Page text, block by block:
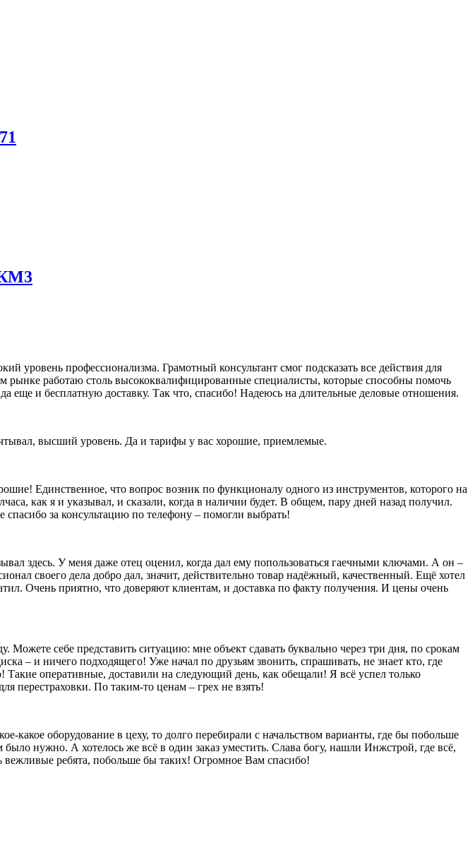
КМ3
профессионализма. Грамотный консультант смог подсказать все действия для
рынке работаю столь высококвалифицированные специалисты, которые способны помочь
еще и бесплатную доставку. Так что, спасибо! Надеюсь на длительные деловые отношения.
высший уровень. Да и тарифы у вас хорошие, приемлемые.
Единственное, что вопрос возник по функционалу одного из инструментов, которого на
как я и указывал, и сказали, когда в наличии будет. В общем, пару дней назад получил.
за консультацию по телефону – помогли выбрать!
здесь. У меня даже отец оценил, когда дал ему попользоваться гаечными ключами. А он –
своего дела добро дал, значит, действительно товар надёжный, качественный. Ещё хотел
Очень приятно, что доверяют клиентам, и доставка по факту получения. И цены очень
себе представить ситуацию: мне объект сдавать буквально через три дня, по срокам
– и ничего подходящего! Уже начал по друзьям звонить, спрашивать, не знает кто, где
оперативные, доставили на следующий день, как обещали! Я всё успел только
перестраховки. По таким-то ценам – грех не взять!
какое оборудование в цеху, то долго перебирали с начальством варианты, где бы побольше
нужно. А хотелось же всё в один заказ уместить. Слава богу, нашли Инжстрой, где всё,
вежливые ребята, побольше бы таких! Огромное Вам спасибо!